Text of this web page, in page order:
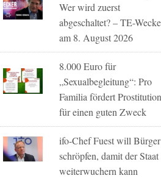
Wer wird zuerst
abgeschaltet? – TE-
am 8. August 2026
8.000 Euro für
„Sexualbegleitung“: Pro
Familia fördert Prostitution
für einen guten Zweck
ifo-Chef Fuest will Bürger
schröpfen, damit der Staat
weiterwuchern kann